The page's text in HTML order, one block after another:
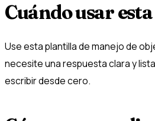
Cuándo usar
Use esta plantilla de manejo de
necesite una respuesta clara y
escribir desde cero.